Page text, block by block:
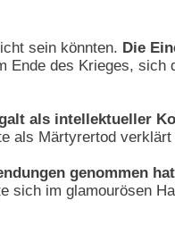
sein könnten. Die
Ende des Krieges, sich
als intellektueller
als Märtyrertod verklärt
genommen
sich im glamourösen